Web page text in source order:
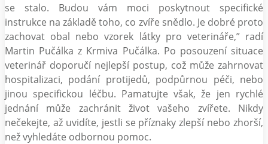
se stalo. Budou vám moci poskytnout specifické
instrukce na základě toho, co zvíře snědlo. Je dobré proto
zachovat obal nebo vzorek látky pro veterináře,” radí
Martin Pučálka z Krmiva Pučálka. Po posouzení situace
veterinář doporučí nejlepší postup, což může zahrnovat
hospitalizaci, podání protijedů, podpůrnou péči, nebo
jinou specifickou léčbu. Pamatujte však, že jen rychlé
jednání může zachránit život vašeho zvířete. Nikdy
nečekejte, až uvidíte, jestli se příznaky zlepší nebo zhorší,
než vyhledáte odbornou pomoc.